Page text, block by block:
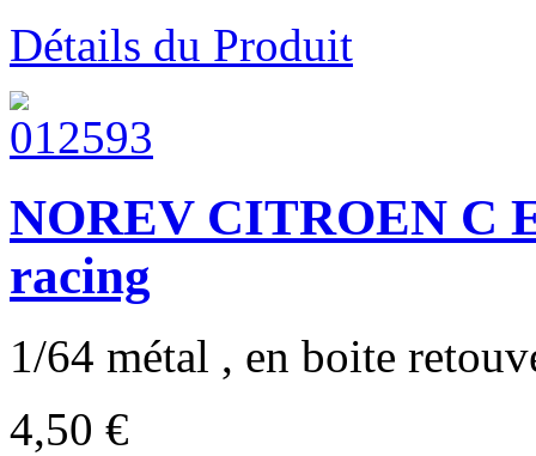
Détails du Produit
NOREV CITROEN C
racing
1/64 métal , en boite
4,50 €